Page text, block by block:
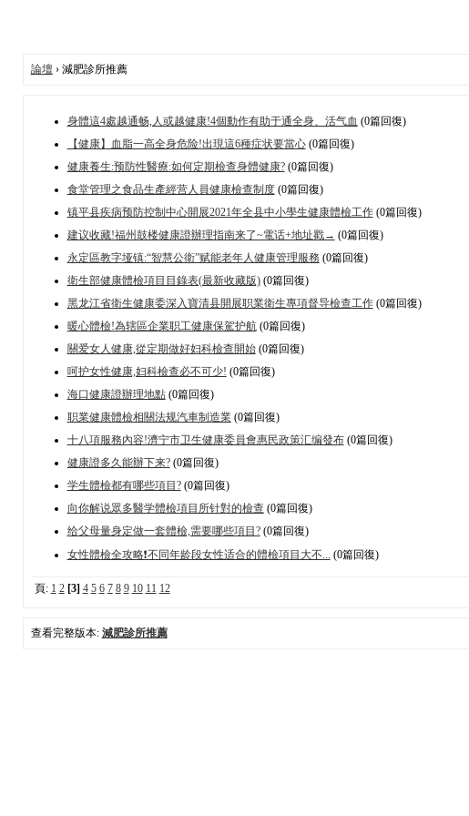
論壇› 減肥診所推薦
身體這4處越通畅,人或越健康!4個動作有助于通全身、活气血 (0篇回復)
【健康】血脂一高全身危险!出現這6種症状要當心(0篇回復)
健康養生:预防性醫療:如何定期檢查身體健康?(0篇回復)
食堂管理之食品生產經营人員健康檢查制度(0篇回復)
镇平县疾病预防控制中心開展2021年全县中小學生健康體檢工作(0篇回復)
建议收藏!福州鼓楼健康證辦理指南来了~電话+地址戳→ (0篇回復)
永定區教字垭镇:“智慧公衛”赋能老年人健康管理服務 (0篇回復)
衛生部健康體檢項目目錄表(最新收藏版)(0篇回復)
黑龙江省衛生健康委深入寶清县開展职業衛生專項督导檢查工作(0篇回復)
暖心體檢!為辖區企業职工健康保駕护航(0篇回復)
關爱女人健康,從定期做好妇科檢查開始(0篇回復)
呵护女性健康,妇科檢查必不可少! (0篇回復)
海口健康證辦理地點(0篇回復)
职業健康體檢相關法规汽車制造業(0篇回復)
十八項服務內容!濟宁市卫生健康委員會惠民政策汇编發布(0篇回復)
健康證多久能辦下来?(0篇回復)
学生體檢都有哪些項目?(0篇回復)
向你解说眾多醫学體檢項目所针對的檢查 (0篇回復)
给父母量身定做一套體檢,需要哪些項目?(0篇回復)
女性體檢全攻略❗不同年龄段女性适合的體檢項目大不... (0篇回復)
頁: 1 2 [3] 4 5 6 7 8 9 10 11 12
查看完整版本: 減肥診所推薦